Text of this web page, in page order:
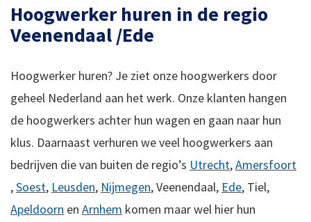
Hoogwerker huren in de regio
Veenendaal /Ede
Hoogwerker huren? Je ziet onze hoogwerkers door
geheel Nederland aan het werk. Onze klanten hangen
de hoogwerkers achter hun wagen en gaan naar hun
klus. Daarnaast verhuren we veel hoogwerkers aan
bedrijven die van buiten de regio’s Utrecht,Amersfoort
,Soest, Leusden, Nijmegen, Veenendaal, Ede, Tiel,
Apeldoorn en Arnhem komen maar wel hier hun